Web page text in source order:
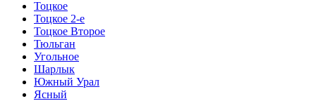
Тоцкое
Тоцкое 2-е
Тоцкое Второе
Тюльган
Угольное
Шарлык
Южный Урал
Ясный